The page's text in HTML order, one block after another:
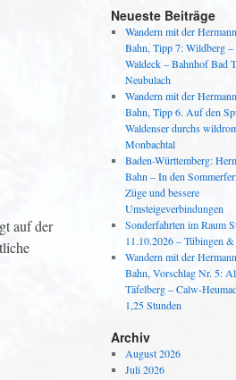
auf der
Neueste Beiträge
Wandern mit der
Bahn, Tipp 7: Wildberg –
Waldeck – Bahnhof Bad
Neubulach
Wandern mit der
Bahn, Tipp 6. Auf den
Waldenser durchs
Monbachtal
Baden-Württemberg:
Bahn – In den
Züge und bessere
Umsteigeverbindungen
Sonderfahrten im Raum
11.10.2026 – Tübingen
Wandern mit der
Bahn, Vorschlag Nr. 5:
Täfelberg – Calw-
1,25 Stunden
Archiv
August 2026
Juli 2026